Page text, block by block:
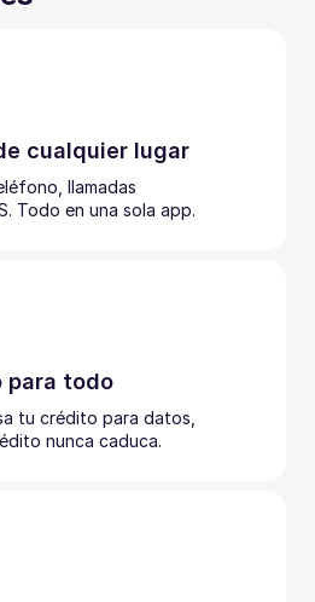
cualquier lugar
llamadas
Todo en una sola app.
para todo
tu crédito para datos,
nunca caduca.